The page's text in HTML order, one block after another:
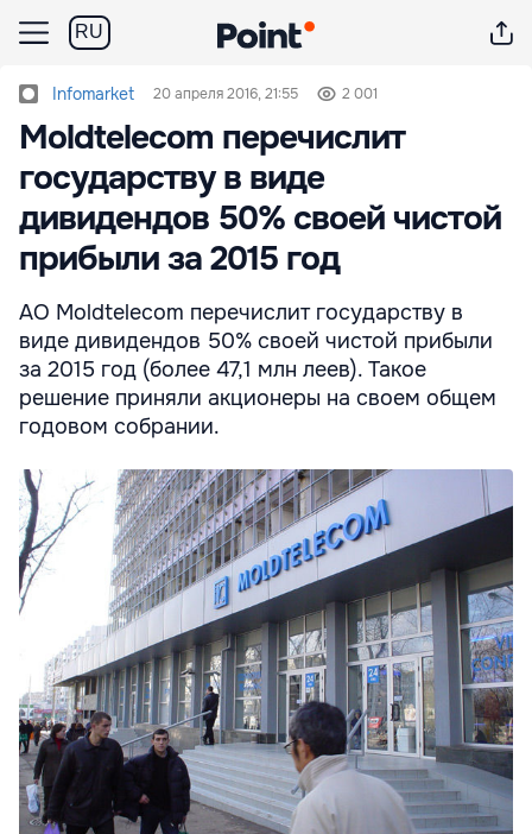
RU
Infomarket 20 апреля 2016, 21:55 2 001
Moldtelecom перечислит
государству в виде
дивидендов 50% своей чистой
прибыли за 2015 год
АО Moldtelecom перечислит государству в
виде дивидендов 50% своей чистой прибыли
за 2015 год (более 47,1 млн леев). Такое
решение приняли акционеры на своем общем
годовом собрании.